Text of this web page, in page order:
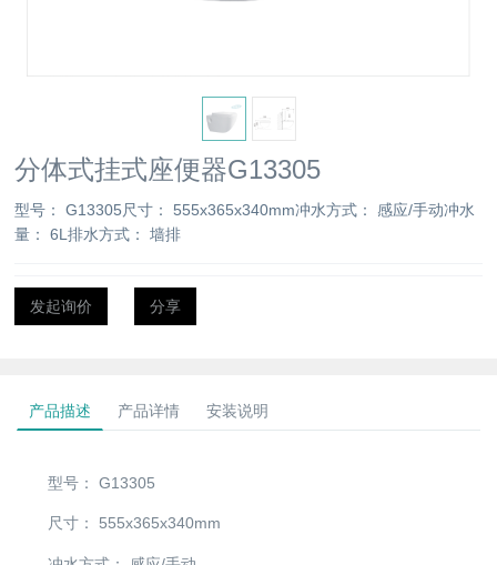
分体式挂式座便器G13305
型号： G13305尺寸： 555x365x340mm冲水方式： 感应/手动冲水
量： 6L排水方式： 墙排
发起询价 分享
产品描述 产品详情 安装说明
型号： G13305
尺寸： 555x365x340mm